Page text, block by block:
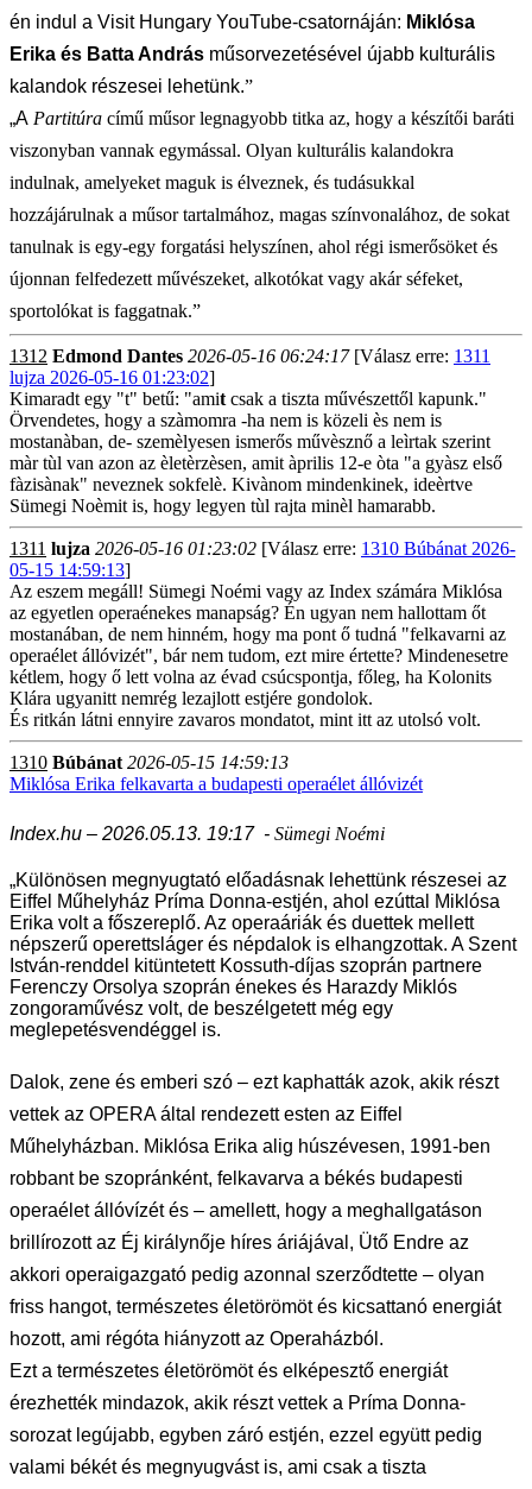
én indul a Visit Hungary YouTube-csatornáján: Miklósa
Erika és Batta András műsorvezetésével újabb kulturális
kalandok részesei lehetünk.”
„A Partitúra című műsor legnagyobb titka az, hogy a készítői baráti
viszonyban vannak egymással. Olyan kulturális kalandokra
indulnak, amelyeket maguk is élveznek, és tudásukkal
hozzájárulnak a műsor tartalmához, magas színvonalához, de sokat
tanulnak is egy-egy forgatási helyszínen, ahol régi ismerősöket és
újonnan felfedezett művészeket, alkotókat vagy akár séfeket,
sportolókat is faggatnak.”
1312 Edmond Dantes 2026-05-16 06:24:17[Válasz erre: 1311
lujza 2026-05-16 01:23:02]
Kimaradt egy "t" betű: "amit csak a tiszta művészettől kapunk."
Örvendetes, hogy a szàmomra -ha nem is közeli ès nem is
mostanàban, de- szemèlyesen ismerős művèsznő a leìrtak szerint
màr tùl van azon az èletèrzèsen, amit àprilis 12-e òta "a gyàsz első
fàzisànak" neveznek sokfelè. Kivànom mindenkinek, ideèrtve
Sümegi Noèmit is, hogy legyen tùl rajta minèl hamarabb.
1311 lujza 2026-05-16 01:23:02 [Válasz erre: 1310 Búbánat 2026-
05-15 14:59:13]
Az eszem megáll! Sümegi Noémi vagy az Index számára Miklósa
az egyetlen operaénekes manapság? Én ugyan nem hallottam őt
mostanában, de nem hinném, hogy ma pont ő tudná "felkavarni az
operaélet állóvizét", bár nem tudom, ezt mire értette? Mindenesetre
kétlem, hogy ő lett volna az évad csúcspontja, főleg, ha Kolonits
Klára ugyanitt nemrég lezajlott estjére gondolok.
És ritkán látni ennyire zavaros mondatot, mint itt az utolsó volt.
1310 Búbánat 2026-05-15 14:59:13
Miklósa Erika felkavarta a budapesti operaélet állóvizét
Index.hu – 2026.05.13. 19:17- Sümegi Noémi
„Különösen megnyugtató előadásnak lehettünk részesei az
Eiffel Műhelyház Príma Donna-estjén, ahol ezúttal Miklósa
Erika volt a főszereplő. Az operaáriák és duettek mellett
népszerű operettsláger és népdalok is elhangzottak. A Szent
István-renddel kitüntetett Kossuth-díjas szoprán partnere
Ferenczy Orsolya szoprán énekes és Harazdy Miklós
zongoraművész volt, de beszélgetett még egy
meglepetésvendéggel is.
Dalok, zene és emberi szó – ezt kaphatták azok, akik részt
vettek az OPERA által rendezett esten az Eiffel
Műhelyházban. Miklósa Erika alig húszévesen, 1991-ben
robbant be szopránként, felkavarva a békés budapesti
operaélet állóvízét és – amellett, hogy a meghallgatáson
brillírozott az Éj királynője híres áriájával, Ütő Endre az
akkori operaigazgató pedig azonnal szerződtette – olyan
friss hangot, természetes életörömöt és kicsattanó energiát
hozott, ami régóta hiányzott az Operaházból.
Ezt a természetes életörömöt és elképesztő energiát
érezhették mindazok, akik részt vettek a Príma Donna-
sorozat legújabb, egyben záró estjén, ezzel együtt pedig
valami békét és megnyugvást is, ami csak a tiszta